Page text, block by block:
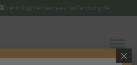
tierinfo@tierheim-aschaffenburg.de
×